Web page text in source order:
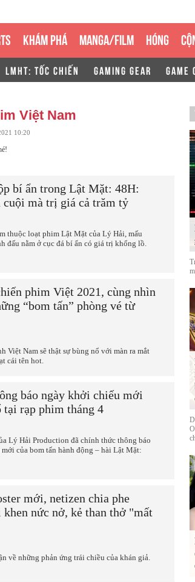
KHÁM PHÁ MANGA/FILM HÓNG
LMHT: TỐC CHIẾN GAMING GEAR GAME
Việt Nam
10:20
bí ẩn trong Lật Mặt: 48H:
cuội mà trị giá cả trăm tỷ
thuộc loạt phim Lật Mặt của Lý Hải, mấu
đấu nằm ở cục đá bí ẩn có giá trị khổng lồ.
phim Việt 2021, cùng nhìn
“bom tấn” phòng vé từ
Việt Nam sẽ thật sự bùng nổ với màn ra mắt
cái tên hot.
báo ngày khởi chiếu mới
tại rạp phim tháng 4
Lý Hải Production đã chính thức thông báo
của bom tấn hành động – hài Lật Mặt:
mới, netizen chia phe
nức nở, kẻ than thở "mất
về những phản ứng trái chiều của khán giả.